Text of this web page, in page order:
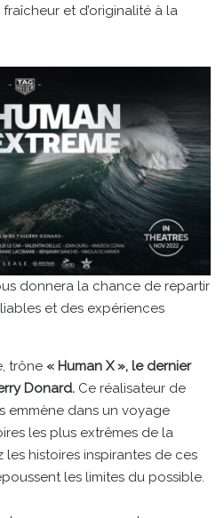
et d’originalité à la
donnera la chance de repartir
et des expériences
trône « Human X », le dernier
Donard. Ce réalisateur de
emmène dans un voyage
les plus extrêmes de la
histoires inspirantes de ces
les limites du possible.